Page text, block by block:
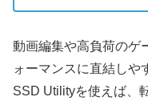
動画編集や高負荷のゲ
ォーマンスに直結しや
SSD Utilityを使えば、